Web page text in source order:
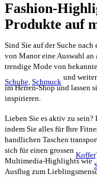
Fashion-
Produkte auf
Sind Sie auf der Suche
von Manor eine Auswahl an
trendige Mode von
Schuhe, Schmuck
und
im Herren-Shop und lassen
inspirieren.
Lieben Sie es aktiv zu
indem Sie alles für Ihre
handlichen Taschen
sich für einen grossen
Koffer
Multimedia-Highlights wie
Ausflug zum